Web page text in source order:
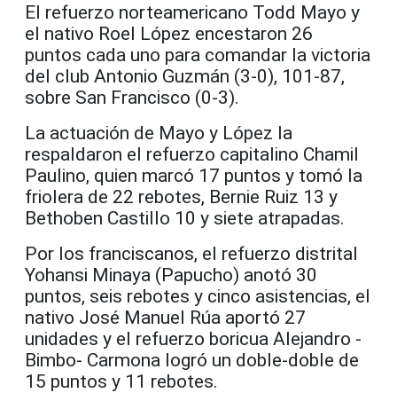
El refuerzo norteamericano Todd Mayo y
el nativo Roel López encestaron 26
puntos cada uno para comandar la victoria
del club Antonio Guzmán (3-0), 101-87,
sobre San Francisco (0-3).
La actuación de Mayo y López la
respaldaron el refuerzo capitalino Chamil
Paulino, quien marcó 17 puntos y tomó la
friolera de 22 rebotes, Bernie Ruiz 13 y
Bethoben Castillo 10 y siete atrapadas.
Por los franciscanos, el refuerzo distrital
Yohansi Minaya (Papucho) anotó 30
puntos, seis rebotes y cinco asistencias, el
nativo José Manuel Rúa aportó 27
unidades y el refuerzo boricua Alejandro -
Bimbo- Carmona logró un doble-doble de
15 puntos y 11 rebotes.